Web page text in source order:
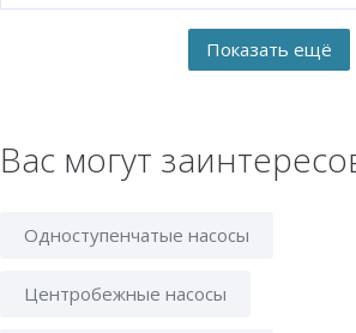
Вас могут
Одноступенчатые насосы
Центробежные насосы